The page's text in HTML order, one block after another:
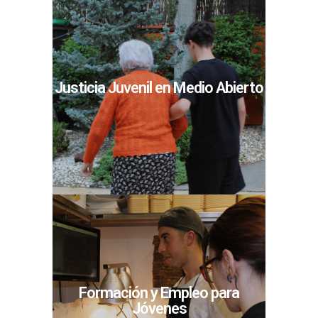
Justicia Juvenil en Medio Abierto
Formación y Empleo para
Jóvenes